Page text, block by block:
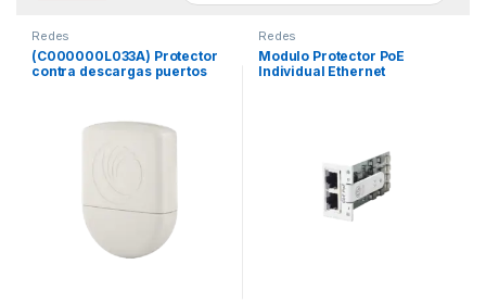
Redes
(C000000L033A) Protector
contra descargas puertos
capacidad de disipación de
Redes
Modulo Protector PoE
Individual Ethernet